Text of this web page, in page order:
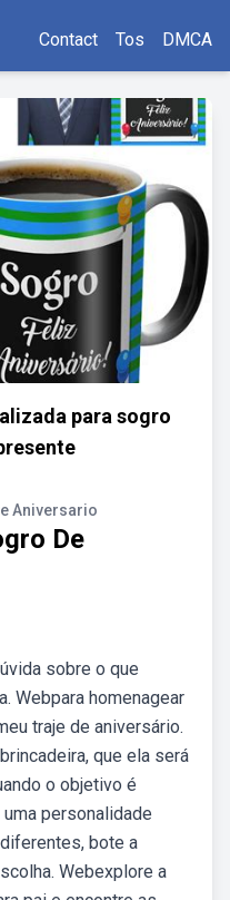
Contact Tos DMCA
para sogro
Aniversario
De
sobre o que
Webpara homenagear
traje de aniversário.
que ela será
o objetivo é
personalidade
bote a
Webexplore a